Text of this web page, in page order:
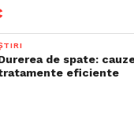
de spate:
eficiente